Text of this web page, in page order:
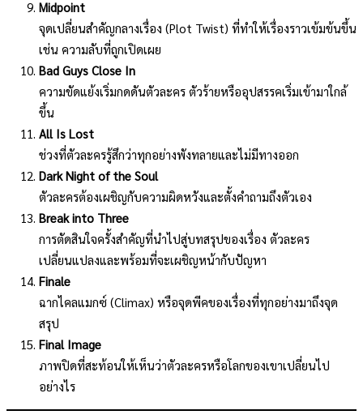
Midpoint
จุดเปลี่ยนสำคัญกลางเรื่อง (Plot Twist) ที่ทำให้เรื่องราวเข้มข้นขึ้น
เช่น ความลับที่ถูกเปิดเผย
Bad Guys Close In
ความขัดแย้งเริ่มกดดันตัวละคร ตัวร้ายหรืออุปสรรคเริ่มเข้ามาใกล้
ขึ้น
All Is Lost
ช่วงที่ตัวละครรู้สึกว่าทุกอย่างพังทลายและไม่มีทางออก
Dark Night of the Soul
ตัวละครต้องเผชิญกับความผิดหวังและตั้งคำถามถึงตัวเอง
Break into Three
การตัดสินใจครั้งสำคัญที่นำไปสู่บทสรุปของเรื่อง ตัวละคร
เปลี่ยนแปลงและพร้อมที่จะเผชิญหน้ากับปัญหา
Finale
ฉากไคลแมกซ์ (Climax) หรือจุดพีคของเรื่องที่ทุกอย่างมาถึงจุด
สรุป
Final Image
ภาพปิดที่สะท้อนให้เห็นว่าตัวละครหรือโลกของเขาเปลี่ยนไป
อย่างไร